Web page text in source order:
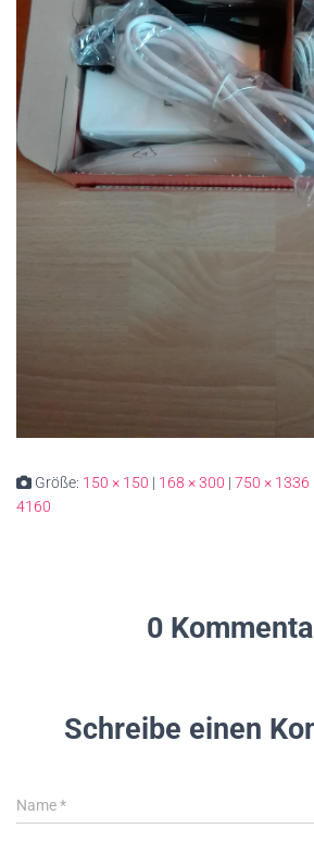
Größe: 150 × 150 | 168 × 300 | 750 × 1336
4160
0
Schreibe einen
Name*